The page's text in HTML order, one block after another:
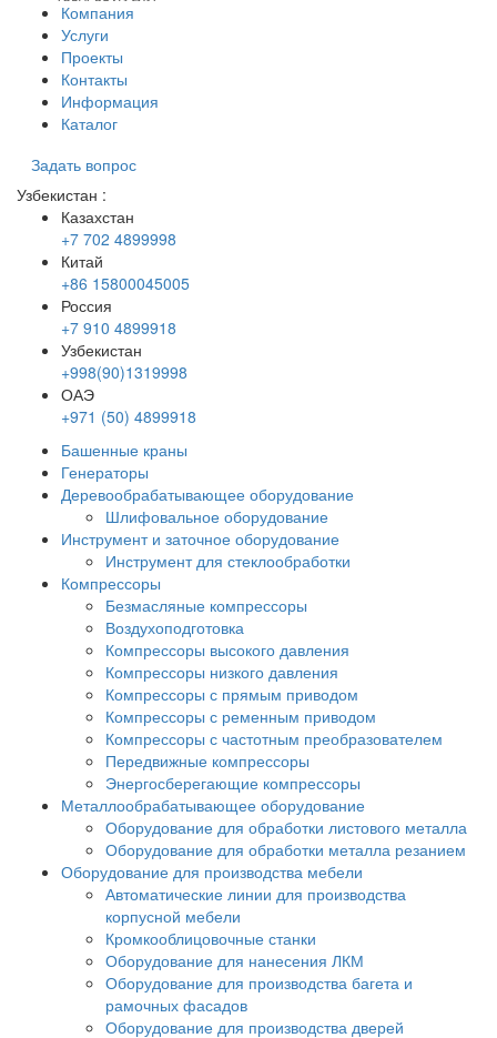
Компания
Услуги
Проекты
Контакты
Информация
Каталог
Задать вопрос
Узбекистан :
Казахстан
+7 702 4899998
Китай
+86 15800045005
Россия
+7 910 4899918
Узбекистан
+998(90)1319998
ОАЭ
+971 (50) 4899918
Башенные краны
Генераторы
Деревообрабатывающее оборудование
Шлифовальное оборудование
Инструмент и заточное оборудование
Инструмент для стеклообработки
Компрессоры
Безмасляные компрессоры
Воздухоподготовка
Компрессоры высокого давления
Компрессоры низкого давления
Компрессоры с прямым приводом
Компрессоры с ременным приводом
Компрессоры с частотным преобразователем
Передвижные компрессоры
Энергосберегающие компрессоры
Металлообрабатывающее оборудование
Оборудование для обработки листового металла
Оборудование для обработки металла резанием
Оборудование для производства мебели
Автоматические линии для производства
корпусной мебели
Кромкооблицовочные станки
Оборудование для нанесения ЛКМ
Оборудование для производства багета и
рамочных фасадов
Оборудование для производства дверей